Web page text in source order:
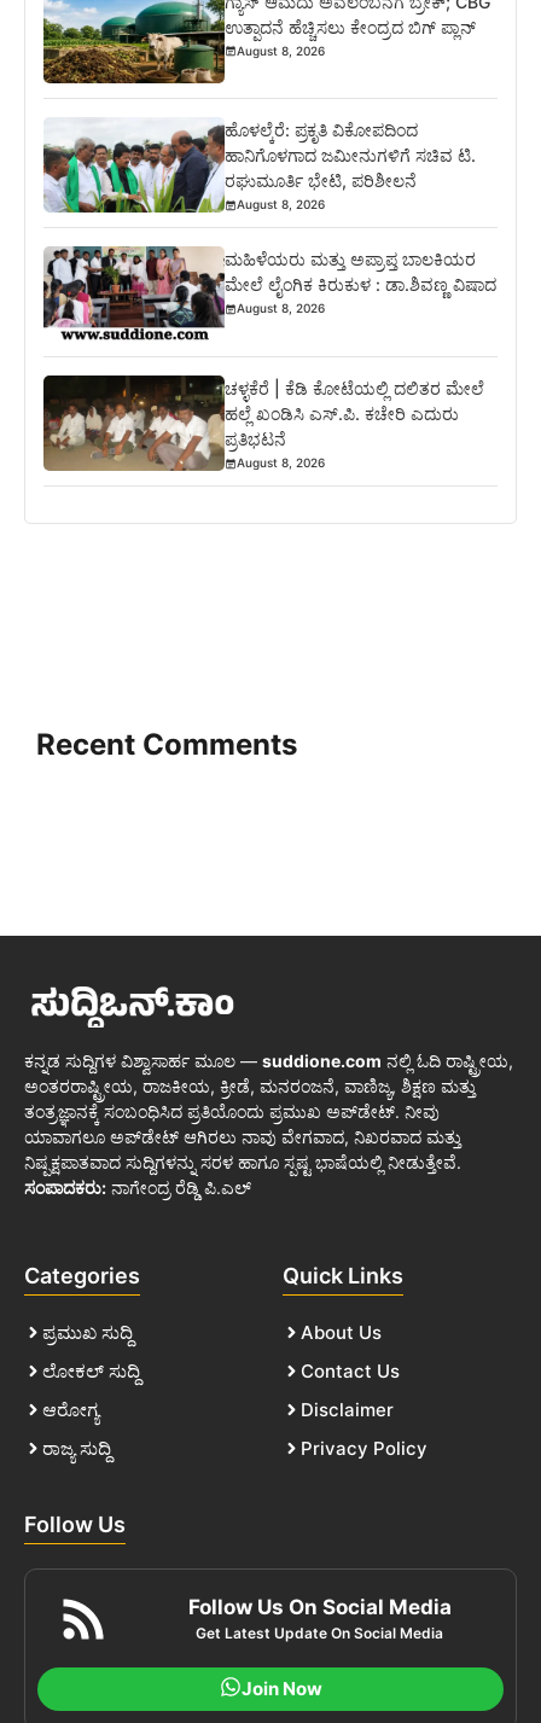
ಉತ್ಪಾದನೆ ಹೆಚ್ಚಿಸಲು ಕೇಂದ್ರದ ಬಿಗ್ ಪ್ಲಾನ್
August 8, 2026
ಹೊಳಲ್ಕೆರೆ: ಪ್ರಕೃತಿ ವಿಕೋಪದಿಂದ
ಹಾನಿಗೊಳಗಾದ ಜಮೀನುಗಳಿಗೆ ಸಚಿವ ಟಿ.
ರಘುಮೂರ್ತಿ ಭೇಟಿ, ಪರಿಶೀಲನೆ
August 8, 2026
ಮಹಿಳೆಯರು ಮತ್ತು ಅಪ್ರಾಪ್ತ ಬಾಲಕಿಯರ
ಮೇಲೆ ಲೈಂಗಿಕ ಕಿರುಕುಳ : ಡಾ.ಶಿವಣ್ಣ ವಿಷಾದ
August 8, 2026
ಚಳ್ಳಕೆರೆ | ಕೆಡಿ ಕೋಟೆಯಲ್ಲಿ ದಲಿತರ ಮೇಲೆ
ಹಲ್ಲೆ ಖಂಡಿಸಿ ಎಸ್.ಪಿ. ಕಚೇರಿ ಎದುರು
ಪ್ರತಿಭಟನೆ
August 8, 2026
Recent Comments
ಕನ್ನಡ ಸುದ್ದಿಗಳ ವಿಶ್ವಾಸಾರ್ಹ ಮೂಲ — suddione.com ನಲ್ಲಿ ಓದಿ ರಾಷ್ಟ್ರೀಯ,
ಅಂತರರಾಷ್ಟ್ರೀಯ, ರಾಜಕೀಯ, ಕ್ರೀಡೆ, ಮನರಂಜನೆ, ವಾಣಿಜ್ಯ, ಶಿಕ್ಷಣ ಮತ್ತು
ತಂತ್ರಜ್ಞಾನಕ್ಕೆ ಸಂಬಂಧಿಸಿದ ಪ್ರತಿಯೊಂದು ಪ್ರಮುಖ ಅಪ್‌ಡೇಟ್. ನೀವು
ಯಾವಾಗಲೂ ಅಪ್‌ಡೇಟ್ ಆಗಿರಲು ನಾವು ವೇಗವಾದ, ನಿಖರವಾದ ಮತ್ತು
ನಿಷ್ಪಕ್ಷಪಾತವಾದ ಸುದ್ದಿಗಳನ್ನು ಸರಳ ಹಾಗೂ ಸ್ಪಷ್ಟ ಭಾಷೆಯಲ್ಲಿ ನೀಡುತ್ತೇವೆ.
ಸಂಪಾದಕರು: ನಾಗೇಂದ್ರ ರೆಡ್ಡಿ ಪಿ.ಎಲ್
Categories
ಪ್ರಮುಖ ಸುದ್ದಿ
ಲೋಕಲ್ ಸುದ್ದಿ
ಆರೋಗ್ಯ
ರಾಜ್ಯ ಸುದ್ದಿ
Quick Links
About Us
Contact Us
Disclaimer
Privacy Policy
Follow Us
Follow Us On Social Media
Get Latest Update On Social Media
Join Now